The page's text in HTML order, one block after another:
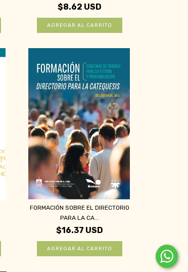
$8.62 USD
FORMACIÓN SOBRE EL DIRECTORIO
PARA LA CA...
$16.37 USD